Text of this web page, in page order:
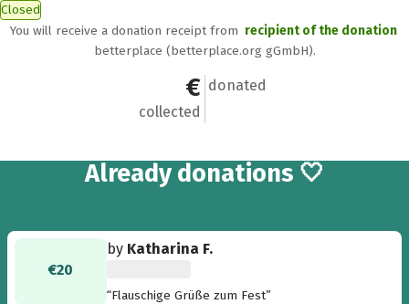
Closed
You will receive a donation receipt from recipient of the donation
betterplace (betterplace.org gGmbH).
€35,735.84
collected
929
donated
Already 929
donations 🤍
€20
by Katharina F.
“Flauschige Grüße zum Fest”